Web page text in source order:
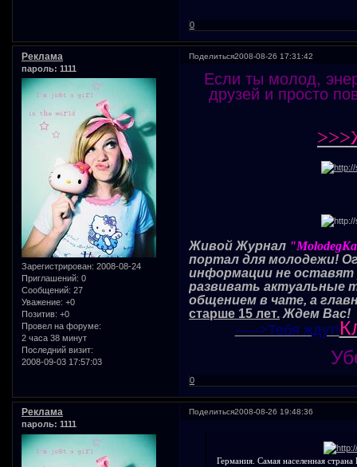
0
Поделиться2008-08-26 17:31:42
Реклама
пароль: 1111
Зарегистрирован: 2008-08-24
Приглашений: 0
Сообщений: 27
Уважение: +0
Позитив: +0
Провел на форуме:
2 часа 38 минут
Последний визит:
2008-09-03 17:57:03
Если ты молод,
друзей и просто
Живой Журнал
портал для молодежи!
информации не
развивать актуальные
общением в чате, а
старше 15 лет. Ждем Вас!
----->Тебя ждут!
0
Поделиться2008-08-26 19:48:36
Реклама
пароль: 1111
Германия. Самая населенная